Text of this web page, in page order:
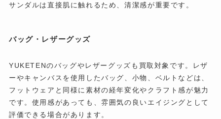
サンダルは直接肌に触れるため、清潔感が重要です。
バッグ・レザーグッズ
YUKETENのバッグやレザーグッズも買取対象です。レザ
ーやキャンバスを使用したバッグ、小物、ベルトなどは、
フットウェアと同様に素材の経年変化やクラフト感が魅力
です。使用感があっても、雰囲気の良いエイジングとして
評価できる場合があります。